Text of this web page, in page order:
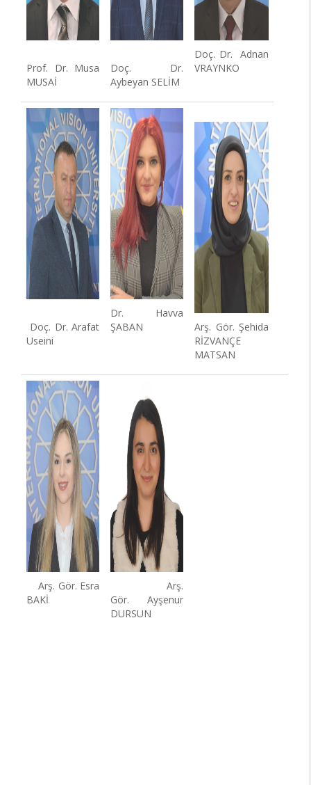
Prof. Dr. Musa
MUSAİ
Doç. Dr.
Aybeyan SELİM
Doç. Dr. Adnan
VRAYNKO
Doç. Dr. Arafat
Useini
Dr. Havva
ŞABAN
Arş. Gör. Şehida
RİZVANÇE
MATSAN
Arş. Gör. Esra
BAKİ
Arş.
Gör. Ayşenur
DURSUN